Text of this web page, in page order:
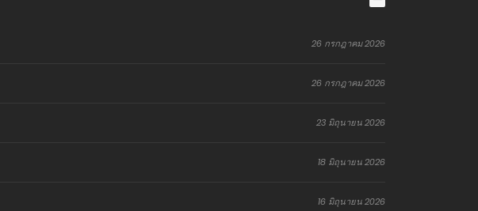
26 กรกฎาคม 2026
26 กรกฎาคม 2026
23 มิถุนายน 2026
18 มิถุนายน 2026
16 มิถุนายน 2026